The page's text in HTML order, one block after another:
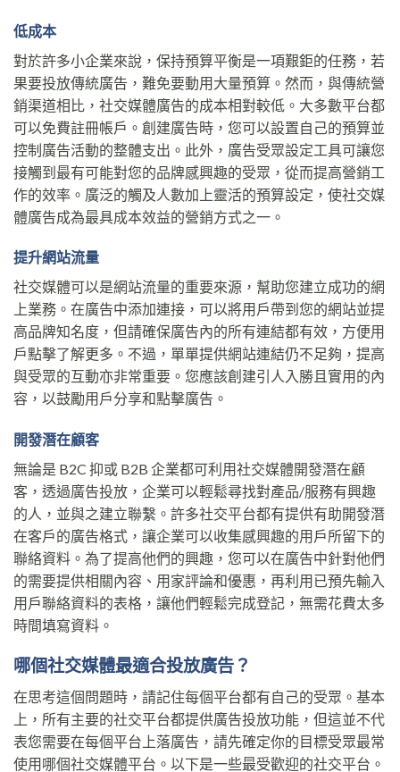
低成本
對於許多小企業來說，保持預算平衡是一項艱鉅的任務，若
果要投放傳統廣告，難免要動用大量預算。然而，與傳統營
銷渠道相比，社交媒體廣告的成本相對較低。大多數平台都
可以免費註冊帳戶。創建廣告時，您可以設置自己的預算並
控制廣告活動的整體支出。此外，廣告受眾設定工具可讓您
接觸到最有可能對您的品牌感興趣的受眾，從而提高營銷工
作的效率。廣泛的觸及人數加上靈活的預算設定，使社交媒
體廣告成為最具成本效益的營銷方式之一。
提升網站流量
社交媒體可以是網站流量的重要來源，幫助您建立成功的網
上業務。在廣告中添加連接，可以將用戶帶到您的網站並提
高品牌知名度，但請確保廣告內的所有連結都有效，方便用
戶點擊了解更多。不過，單單提供網站連結仍不足夠，提高
與受眾的互動亦非常重要。您應該創建引人入勝且實用的內
容，以鼓勵用戶分享和點擊廣告。
開發潛在顧客
無論是 B2C 抑或 B2B 企業都可利用社交媒體開發潛在顧
客，透過廣告投放，企業可以輕鬆尋找對產品/服務有興趣
的人，並與之建立聯繫。許多社交平台都有提供有助開發潛
在客戶的廣告格式，讓企業可以收集感興趣的用戶所留下的
聯絡資料。為了提高他們的興趣，您可以在廣告中針對他們
的需要提供相關內容、用家評論和優惠，再利用已預先輸入
用戶聯絡資料的表格，讓他們輕鬆完成登記，無需花費太多
時間填寫資料。
哪個社交媒體最適合投放廣告？
在思考這個問題時，請記住每個平台都有自己的受眾。基本
上，所有主要的社交平台都提供廣告投放功能，但這並不代
表您需要在每個平台上落廣告，請先確定你的目標受眾最常
使用哪個社交媒體平台。以下是一些最受歡迎的社交平台。